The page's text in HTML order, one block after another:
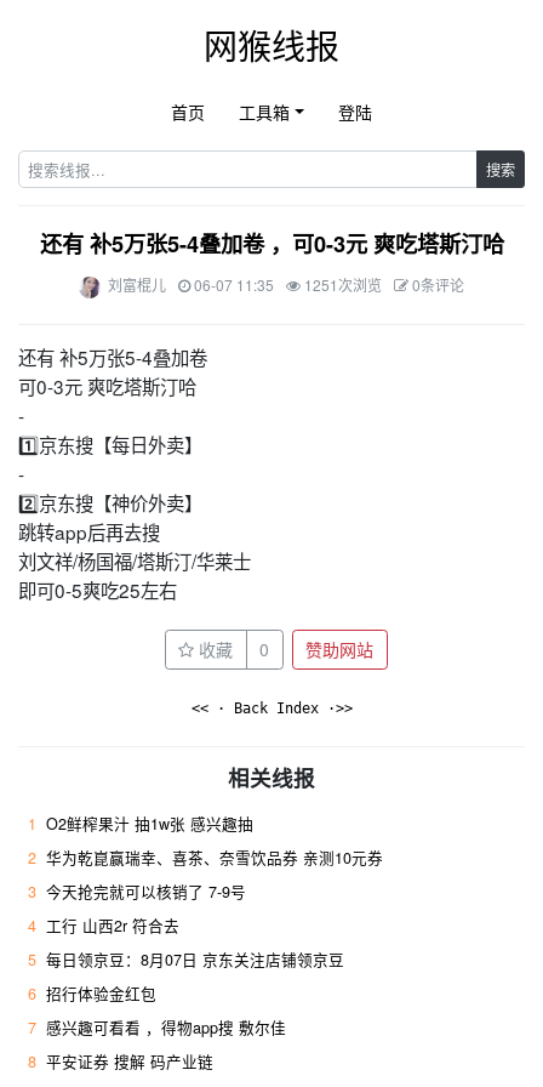
网猴线报
首页 工具箱 登陆
搜索
还有 补5万张5-4叠加卷 ，可0-3元 爽吃塔斯汀哈
刘富棍儿 06-07 11:35 1251次浏览 0条评论
还有 补5万张5-4叠加卷
可0-3元 爽吃塔斯汀哈
-
1️⃣京东搜【每日外卖】
-
2️⃣京东搜【神价外卖】
跳转app后再去搜
刘文祥/杨国福/塔斯汀/华莱士
即可0-5爽吃25左右 ​
收藏 0 赞助网站
<< · Back Index ·>>
相关线报
1 O2鲜榨果汁 抽1w张 感兴趣抽
2 华为乾崑赢瑞幸、喜茶、奈雪饮品券 亲测10元券
3 今天抢完就可以核销了 7-9号
4 工行 山西2r 符合去 ​
5 每日领京豆：8月07日 京东关注店铺领京豆
6 招行体验金红包
7 感兴趣可看看 ，得物app搜 敷尔佳
8 平安证券 搜解 码产业链